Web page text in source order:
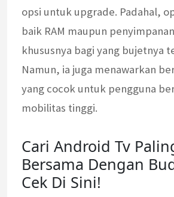
opsi untuk upgrade. Padahal,
baik RAM maupun
khususnya bagi yang bujetnya
Namun, ia juga menawarkan
yang cocok untuk pengguna
mobilitas tinggi.
Cari Android Tv
Bersama Dengan
Cek Di Sini!